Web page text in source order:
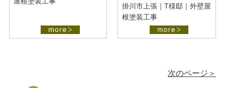
掛川市上張｜T様邸｜外壁屋
根塗装工事
次のページ＞